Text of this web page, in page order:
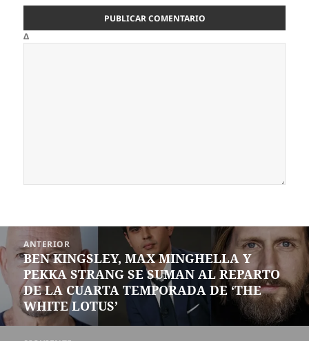
Δ
de
entradas
ANTERIOR
Entrada
anterior:
BEN KINGSLEY, MAX MINGHELLA Y
PEKKA STRANG SE SUMAN AL REPARTO
DE LA CUARTA TEMPORADA DE ‘THE
WHITE LOTUS’